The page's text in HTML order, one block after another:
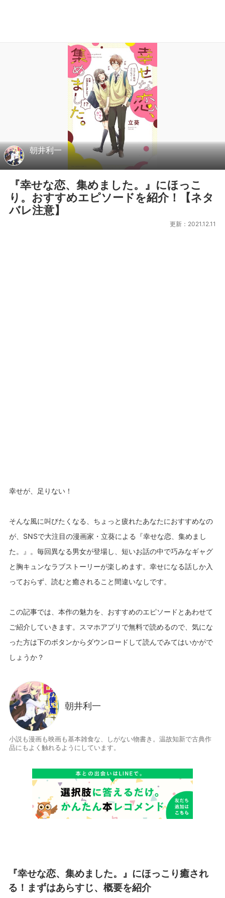
朝井利一
『幸せな恋、集めました。』にほっこ
り。おすすめエピソードを紹介！【ネタ
バレ注意】
更新：2021.12.11
幸せが、足りない！
そんな風に叫びたくなる、ちょっと疲れたあなたにおすすめなの
が、SNSで大注目の漫画家・立葵による『幸せな恋、集めまし
た。』。毎回異なる男女が登場し、短いお話の中で巧みなギャグ
と胸キュンなラブストーリーが楽しめます。幸せになる話しか入
っておらず、読むと癒されること間違いなしです。
この記事では、本作の魅力を、おすすめのエピソードとあわせて
ご紹介していきます。スマホアプリで無料で読めるので、気にな
った方は下のボタンからダウンロードして読んでみてはいかがで
朝井利一
小説も漫画も映画も基本雑食な、しがない物書き。温故知新で古典作
品にもよく触れるようにしています。
『幸せな恋、集めました。』にほっこり癒され
る！まずはあらすじ、概要を紹介